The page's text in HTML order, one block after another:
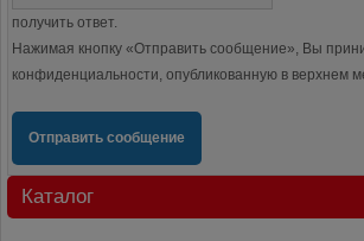
получить ответ.
Нажимая кнопку «Отправить сообщение», Вы
конфиденциальности, опубликованную в верхнем
Отправить сообщение
Каталог